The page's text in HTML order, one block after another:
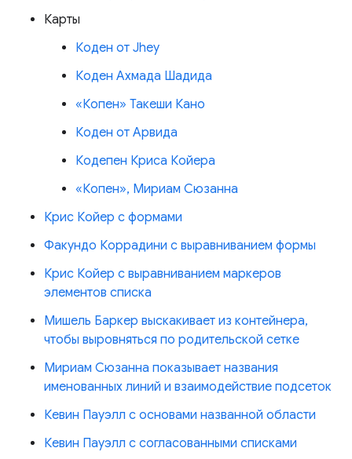
Карты
Коден от Jhey
Коден Ахмада Шадида
«Копен» Такеши Кано
Коден от Арвида
Кодепен Криса Койера
«Копен», Мириам Сюзанна
Крис Койер с формами
Факундо Коррадини с выравниванием формы
Крис Койер с выравниванием маркеров
элементов списка
Мишель Баркер выскакивает из контейнера,
чтобы выровняться по родительской сетке
Мириам Сюзанна показывает названия
именованных линий и взаимодействие подсеток
Кевин Пауэлл с основами названной области
Кевин Пауэлл с согласованными списками